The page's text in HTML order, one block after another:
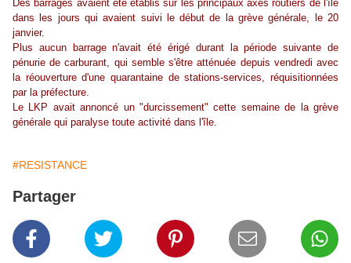
Des barrages avaient été établis sur les principaux axes routiers de l'île
dans les jours qui avaient suivi le début de la grève générale, le 20
janvier.
Plus aucun barrage n'avait été érigé durant la période suivante de
pénurie de carburant, qui semble s'être atténuée depuis vendredi avec
la réouverture d'une quarantaine de stations-services, réquisitionnées
par la préfecture.
Le LKP avait annoncé un "durcissement" cette semaine de la grève
générale qui paralyse toute activité dans l'île.
#RESISTANCE
Partager